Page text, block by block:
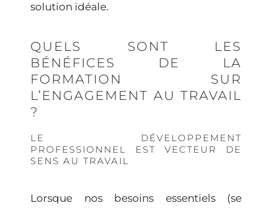
solution idéale.
QUELS SONT LES
BÉNÉFICES DE LA
FORMATION SUR
L’ENGAGEMENT AU TRAVAIL
?
LE DÉVELOPPEMENT
PROFESSIONNEL EST VECTEUR DE
SENS AU TRAVAIL
Lorsque nos besoins essentiels (se